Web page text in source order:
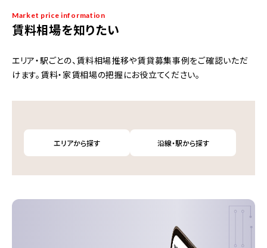
Market price information
賃料相場を知りたい
エリア・駅ごとの、賃料相場推移や賃貸募集事例をご確認いただ
けます。賃料・家賃相場の把握にお役立てください。
エリアから探す 沿線・駅から探す